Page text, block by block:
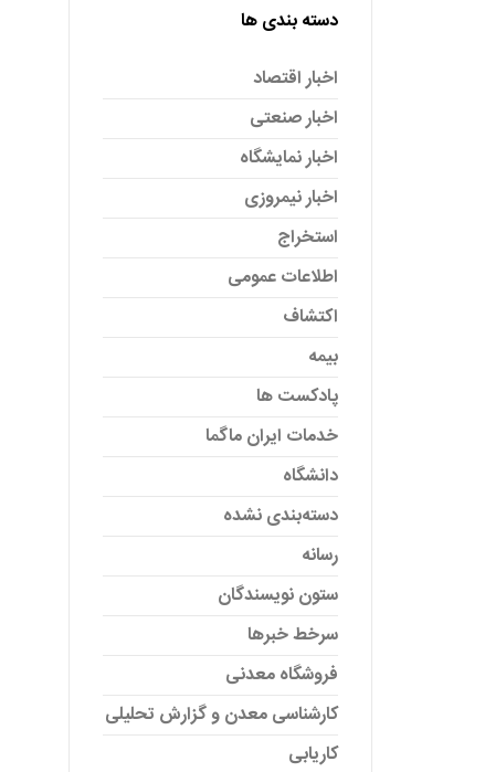
دسته بندی ها
اخبار اقتصاد
اخبار صنعتی
اخبار نمایشگاه
اخبار نیمروزی
استخراج
اطلاعات عمومی
اکتشاف
بیمه
پادکست ها
خدمات ایران ماگما
دانشگاه
دسته‌بندی نشده
رسانه
ستون نویسندگان
سرخط خبرها
فروشگاه معدنی
کارشناسی معدن و گزارش تحلیلی
کاریابی